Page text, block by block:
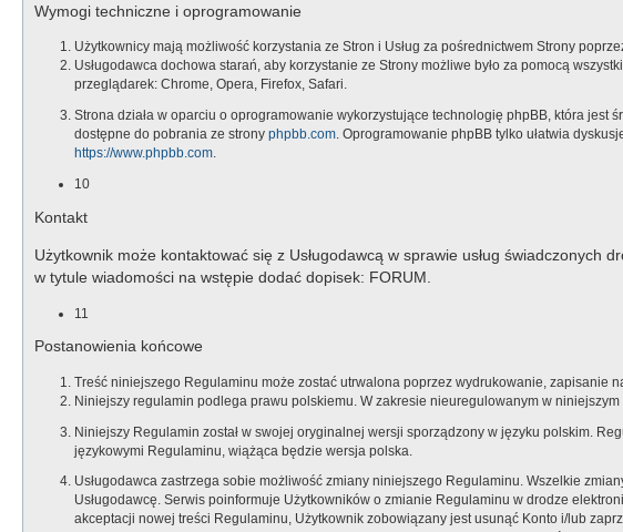
Wymogi techniczne i oprogramowanie
Użytkownicy mają możliwość korzystania ze Stron i Usług za pośrednictwem Strony
Usługodawca dochowa starań, aby korzystanie ze Strony możliwe było za pomocą
przeglądarek: Chrome, Opera, Firefox, Safari.
Strona działa w oparciu o oprogramowanie wykorzystujące technologię phpBB, która jest
dostępne do pobrania ze strony phpbb.com. Oprogramowanie phpBB tylko ułatwia
https://www.phpbb.com.
10
Kontakt
Użytkownik może kontaktować się z Usługodawcą w sprawie usług
w tytule wiadomości na wstępie dodać dopisek: FORUM.
11
Postanowienia końcowe
Treść niniejszego Regulaminu może zostać utrwalona poprzez wydrukowanie, zapisanie
Niniejszy regulamin podlega prawu polskiemu. W zakresie nieuregulowanym w
Niniejszy Regulamin został w swojej oryginalnej wersji sporządzony w języku polskim.
językowymi Regulaminu, wiążąca będzie wersja polska.
Usługodawca zastrzega sobie możliwość zmiany niniejszego Regulaminu. Wszelkie
Usługodawcę. Serwis poinformuje Użytkowników o zmianie Regulaminu w drodze
akceptacji nowej treści Regulaminu, Użytkownik zobowiązany jest usunąć Konto i/lub